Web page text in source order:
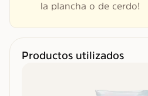
la plancha o de cerdo!
Productos utilizados